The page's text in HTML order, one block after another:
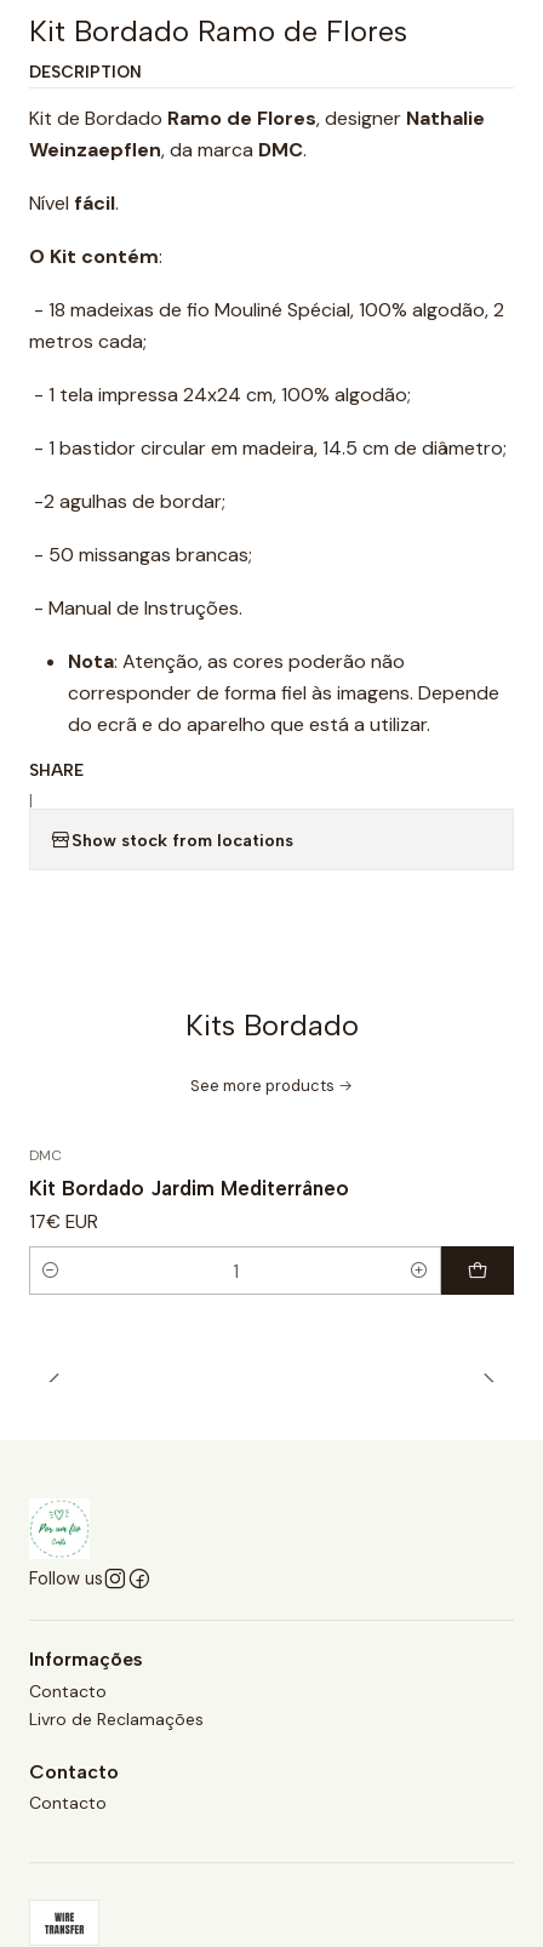
Kit Bordado Ramo de Flores
DESCRIPTION
Kit de Bordado Ramo de Flores, designer Nathalie
Weinzaepflen, da marca DMC.
Nível fácil.
O Kit contém:
- 18 madeixas de fio Mouliné Spécial, 100% algodão, 2
metros cada;
- 1 tela impressa 24x24 cm, 100% algodão;
- 1 bastidor circular em madeira, 14.5 cm de diâmetro;
-2 agulhas de bordar;
- 50 missangas brancas;
- Manual de Instruções.
Nota: Atenção, as cores poderão não
corresponder de forma fiel às imagens. Depende
do ecrã e do aparelho que está a utilizar.
SHARE
|
Show stock from locations
Kits Bordado
See more products
DMC
Kit Bordado Jardim Mediterrâneo
17€ EUR
Quantity
Follow us
Informações
Contacto
Livro de Reclamações
Contacto
Contacto